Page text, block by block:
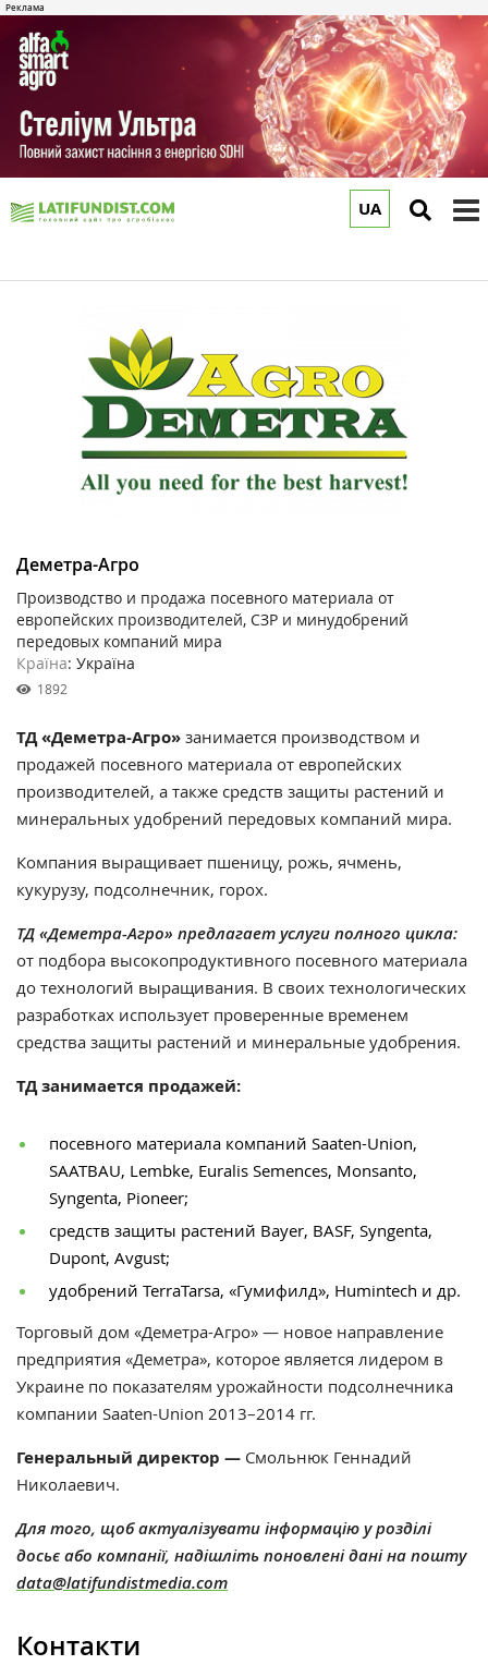
UA
Деметра-Агро
Производство и продажа посевного материала от
европейских производителей, СЗР и минудобрений
передовых компаний мира
Країна: Україна
1892
ТД «Деметра-Агро» занимается производством и
продажей посевного материала от европейских
производителей, а также средств защиты растений и
минеральных удобрений передовых компаний мира.
Компания выращивает пшеницу, рожь, ячмень,
кукурузу, подсолнечник, горох.
ТД «Деметра-Агро» предлагает услуги полного цикла:
от подбора высокопродуктивного посевного материала
до технологий выращивания. В своих технологических
разработках использует проверенные временем
средства защиты растений и минеральные удобрения.
ТД занимается продажей:
посевного материала компаний Saaten-Union,
SAATBAU, Lembke, Euralis Semences, Monsanto,
Syngenta, Pioneer;
средств защиты растений Bayer, BASF, Syngenta,
Dupont, Avgust;
удобрений TerraTarsa, «Гумифилд», Humintech и др.
Торговый дом «Деметра-Агро» — новое направление
предприятия «Деметра», которое является лидером в
Украине по показателям урожайности подсолнечника
компании Saaten-Union 2013–2014 гг.
Генеральный директор — Смольнюк Геннадий
Николаевич.
Для того, щоб актуалізувати інформацію у розділі
досьє або компанії, надішліть поновлені дані на пошту
data@latifundistmedia.com
Контакти